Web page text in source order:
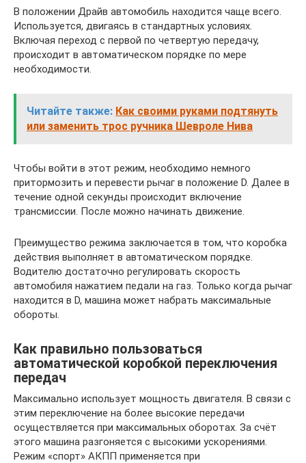
В положении Драйв автомобиль находится чаще всего.
Используется, двигаясь в стандартных условиях.
Включая переход с первой по четвертую передачу,
происходит в автоматическом порядке по мере
необходимости.
Читайте также: Как своими руками подтянуть
или заменить трос ручника Шевроле Нива
Чтобы войти в этот режим, необходимо немного
притормозить и перевести рычаг в положение D. Далее в
течение одной секунды происходит включение
трансмиссии. После можно начинать движение.
Преимущество режима заключается в том, что коробка
действия выполняет в автоматическом порядке.
Водителю достаточно регулировать скорость
автомобиля нажатием педали на газ. Только когда рычаг
находится в D, машина может набрать максимальные
обороты.
Как правильно пользоваться
автоматической коробкой переключения
передач
Максимально использует мощность двигателя. В связи с
этим переключение на более высокие передачи
осуществляется при максимальных оборотах. За счёт
этого машина разгоняется с высокими ускорениями.
Режим «спорт» АКПП применяется при